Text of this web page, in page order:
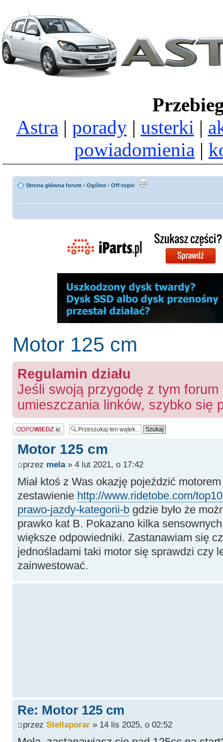
Astra | porady| usterki |
powiadomienia |
Strona główna forum ‹ Ogólne ‹ Off-topic
Motor 125 cm
Regulamin działu
Jeśli swoją przygodę z tym
umieszczania linków, szybko się
Odpowiedz
Motor 125 cm
przez mela» 4 lut 2021, o 17:42
Miał ktoś z Was okazję pojeździć
zestawienie http://www.ridetobe.com/
prawo-jazdy-kategorii-bgdzie było że
prawko kat B. Pokazano kilka
większe odpowiedniki. Zastanawiam się
jednośladami taki motor się sprawdzi czy
zainwestować.
Re: Motor 125 cm
przez Stellaporar» 14 lis 2025, o 02:52